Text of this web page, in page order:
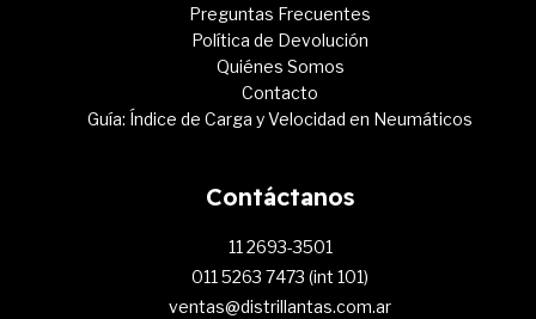
Preguntas Frecuentes
Política de Devolución
Quiénes Somos
Contacto
Guía: Índice de Carga y Velocidad en Neumáticos
Contáctanos
11 2693-3501
011 5263 7473 (int 101)
ventas@distrillantas.com.ar